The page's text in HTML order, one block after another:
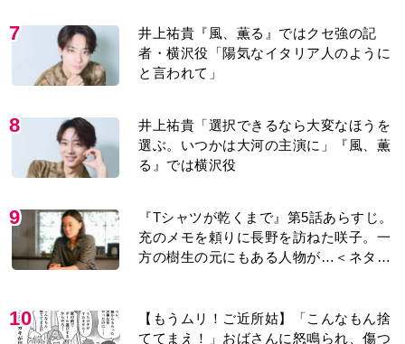
7
井上祐貴『風、薫る』ではクセ強の記
者・横沢役「陽気なイタリア人のように
と言われて」
8
井上祐貴「選択できるなら大変なほうを
選ぶ。いつかは大河の主演に」『風、薫
る』では横沢役
9
『Tシャツが乾くまで』第5話あらすじ。
充のメモを頼りに長野を訪ねた咲子。一
方の樹生の元にもある人物が…＜ネタバ
10
【もうムリ！ご近所姑】「こんなもん捨
ててまえ！」おばさんに怒鳴られ、傷つ